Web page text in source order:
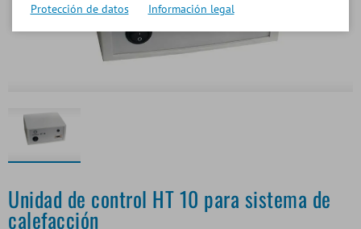
Unidad de control HT 10 para sistema de
calefacción
Protección de datos Información legal